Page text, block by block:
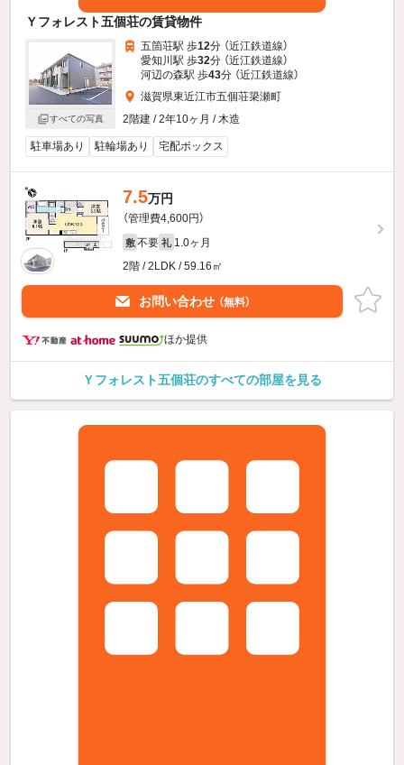
Ｙフォレスト五個荘の賃貸物件
すべての写真
五箇荘駅 歩12分 （近江鉄道線）
愛知川駅 歩32分 （近江鉄道線）
河辺の森駅 歩43分 （近江鉄道線）
滋賀県東近江市五個荘簗瀬町
2階建 / 2年10ヶ月 / 木造
駐車場あり 駐輪場あり 宅配ボックス
7.5万円
（管理費4,600円）
敷 不要 礼 1.0ヶ月
2階 / 2LDK / 59.16㎡
お問い合わせ （無料）
ほか提供
Ｙフォレスト五個荘のすべての部屋を見る